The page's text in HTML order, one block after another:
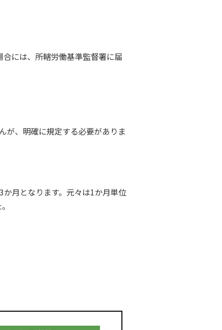
には、所轄労働基準監督署に届
、明確に規定する必要がありま
月となります。元々は1か月単位